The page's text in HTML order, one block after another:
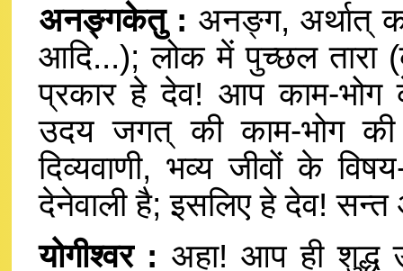
अनङ्गकेतु : अनङ्ग, अर्थात्
आदि...); लोक में पुच्छल तारा
प्रकार हे देव! आप काम-
उदय जगत् की काम-भोग
दिव्यवाणी, भव्य जीवों के
देनेवाली है; इसलिए हे देव!
योगीश्वर : अहा! आप ही शुद्ध